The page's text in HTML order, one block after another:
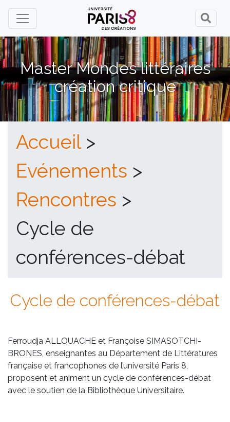
Master Mondes littéraires
création critique
Accueil >
Evénements >
Rencontres >
Cycle de
conférences-débat
Cycle de conférences-débat
Ferroudja ALLOUACHE et Françoise SIMASOTCHI-
BRONES, enseignantes au Département de Littératures
française et francophones de l’université Paris 8,
proposent et animent un cycle de conférences-débat
avec le soutien de la Bibliothèque Universitaire.